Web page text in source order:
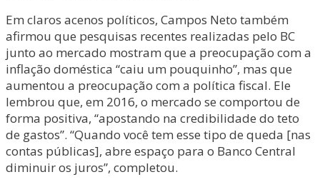
Em claros acenos políticos, Campos Neto também
afirmou que pesquisas recentes realizadas pelo BC
junto ao mercado mostram que a preocupação com a
inflação doméstica “caiu um pouquinho”, mas que
aumentou a preocupação com a política fiscal. Ele
lembrou que, em 2016, o mercado se comportou de
forma positiva, “apostando na credibilidade do teto
de gastos”. “Quando você tem esse tipo de queda [nas
contas públicas], abre espaço para o Banco Central
diminuir os juros”, completou.